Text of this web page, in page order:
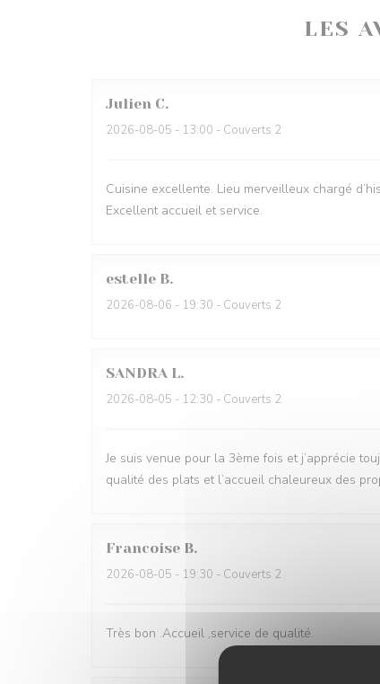
LES
Julien C
2026-08-05 - 13:00 - Couverts 2
Cuisine excellente. Lieu merveilleux chargé
Excellent accueil et service.
estelle B
2026-08-06 - 19:30 - Couverts 2
SANDRA L
2026-08-05 - 12:30 - Couverts 2
Je suis venue pour la 3ème fois et j’apprécie
qualité des plats et l’accueil chaleureux des
Francoise B
2026-08-05 - 19:30 - Couverts 2
Très bon .Accueil ,service de qualité.